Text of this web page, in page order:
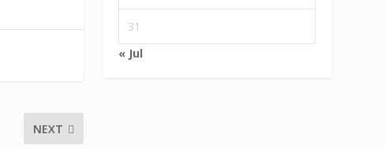
NEXT
31
« Jul